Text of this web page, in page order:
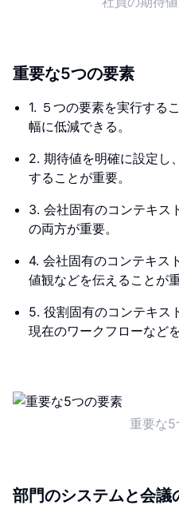
重要な5つの要素
1. ５つの要素を実行する
幅に低減できる。
2. 期待値を明確に設定し
することが重要。
3. 会社固有のコンテキス
の両方が重要。
4. 会社固有のコンテキス
値観などを伝えることが重
5. 役割固有のコンテキス
現在のワークフローなど
重要な5
部門のシステムと会議